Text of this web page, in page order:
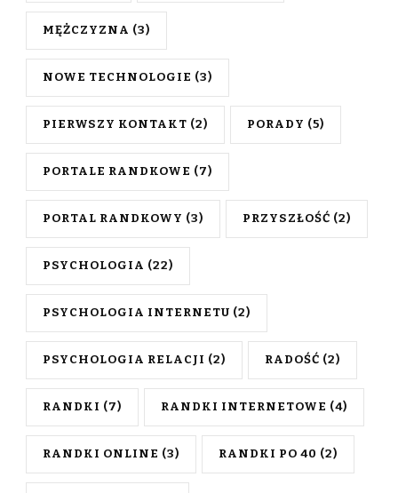
MĘŻCZYZNA (3)
NOWE TECHNOLOGIE (3)
PIERWSZY KONTAKT (2) PORADY (5)
PORTALE RANDKOWE (7)
PORTAL RANDKOWY (3) PRZYSZŁOŚĆ (2)
PSYCHOLOGIA (22)
PSYCHOLOGIA INTERNETU (2)
PSYCHOLOGIA RELACJI (2) RADOŚĆ (2)
RANDKI (7) RANDKI INTERNETOWE (4)
RANDKI ONLINE (3) RANDKI PO 40 (2)